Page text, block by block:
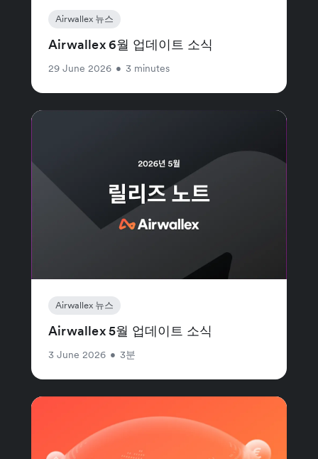
Airwallex 뉴스
Airwallex 6월 업데이트 소식
29 June 2026 • 3 minutes
Airwallex 뉴스
Airwallex 5월 업데이트 소식
3 June 2026 • 3분